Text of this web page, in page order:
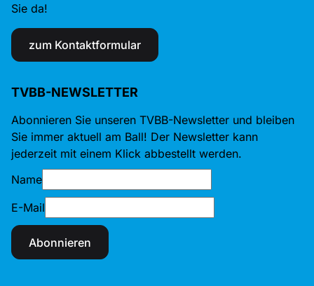
Sie da!
zum Kontaktformular
TVBB-NEWSLETTER
Abonnieren Sie unseren TVBB-Newsletter und bleiben
Sie immer aktuell am Ball! Der Newsletter kann
jederzeit mit einem Klick abbestellt werden.
Name
E-Mail
Abonnieren